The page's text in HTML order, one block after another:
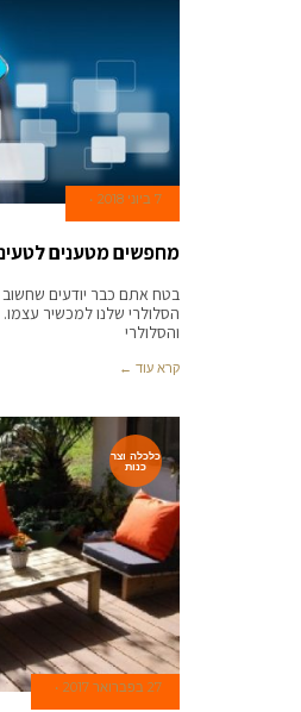
7 ביוני 2018
מחפשים מטענים
בטח אתם כבר יודעים
הסלולרי שלנו למכשיר
והסלולרי
קרא עוד ←
כלכלה וצר
כנות
27 בפברואר 2017